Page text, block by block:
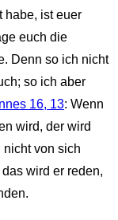
habe, ist euer
euch die
Denn so ich nicht
so ich aber
16, 13: Wenn
wird, der wird
von sich
wird er reden,